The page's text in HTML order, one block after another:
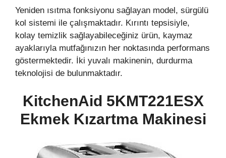
Yeniden ısıtma fonksiyonu sağlayan model, sürgülü
kol sistemi ile çalışmaktadır. Kırıntı tepsisiyle,
kolay temizlik sağlayabileceğiniz ürün, kaymaz
ayaklarıyla mutfağınızın her noktasında performans
göstermektedir. İki yuvalı makinenin, durdurma
teknolojisi de bulunmaktadır.
KitchenAid 5KMT221ESX
Ekmek Kızartma Makinesi